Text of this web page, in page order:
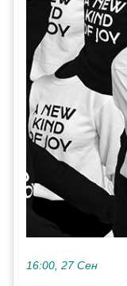
16:00, 27 Сен